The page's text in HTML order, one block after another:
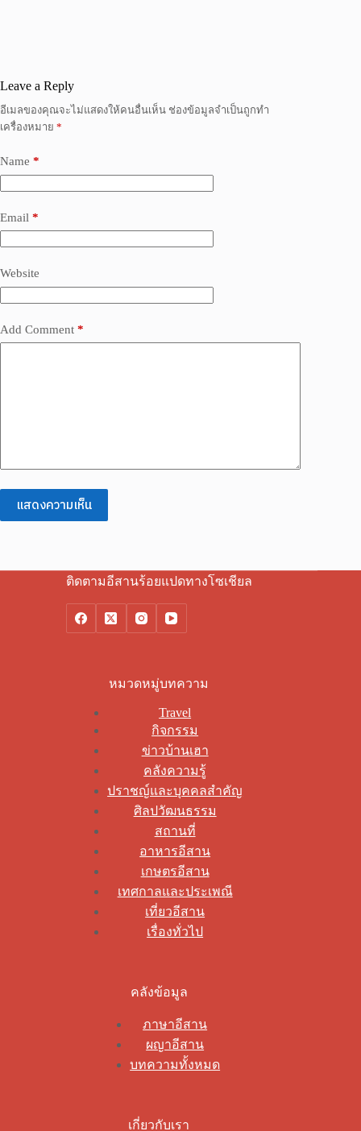
Leave a Reply
อีเมลของคุณจะไม่แสดงให้คนอื่นเห็น ช่องข้อมูลจำเป็นถูกทำ
เครื่องหมาย *
Name *
Email *
Website
Add Comment *
แสดงความเห็น
ติดตามอีสานร้อยแปดทางโซเชียล
หมวดหมู่บทความ
Travel
กิจกรรม
ข่าวบ้านเฮา
คลังความรู้
ปราชญ์และบุคคลสำคัญ
ศิลปวัฒนธรรม
สถานที่
อาหารอีสาน
เกษตรอีสาน
เทศกาลและประเพณี
เที่ยวอีสาน
เรื่องทั่วไป
คลังข้อมูล
ภาษาอีสาน
ผญาอีสาน
บทความทั้งหมด
เกี่ยวกับเรา